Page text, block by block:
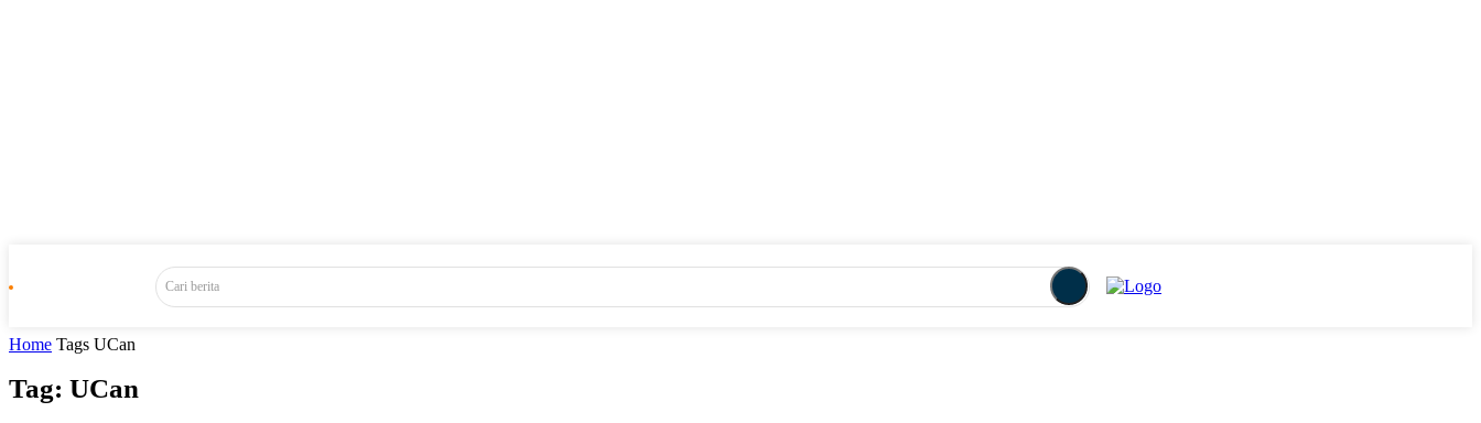
Cari berita
Home Tags UCan
Tag: UCan